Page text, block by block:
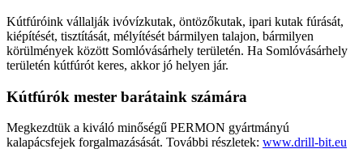
Kútfúróink vállalják ivóvízkutak, öntözőkutak, ipari kutak fúrását,
kiépítését, tisztítását, mélyítését bármilyen talajon, bármilyen
körülmények között Somlóvásárhely területén. Ha Somlóvásárhely
területén kútfúrót keres, akkor jó helyen jár.
Kútfúrók mester barátaink számára
Megkezdtük a kiváló minőségű PERMON gyártmányú
kalapácsfejek forgalmazásását. További részletek: www.drill-bit.eu